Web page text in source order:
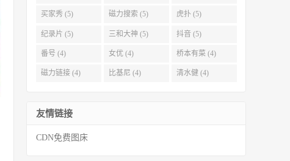
买家秀 (5) 磁力搜索 (5) 虎扑 (5)
纪录片 (5) 三和大神 (5) 抖音 (5)
番号 (4) 女优 (4) 桥本有菜 (4)
磁力链接 (4) 比基尼 (4) 清水健 (4)
友情链接
CDN免费图床